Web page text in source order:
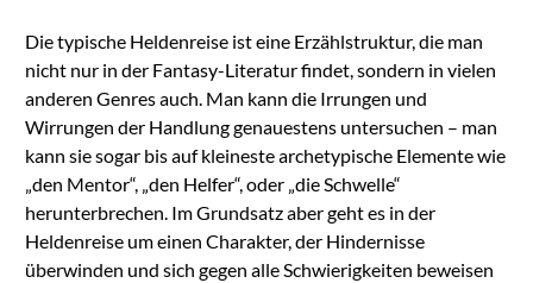
Die typische Heldenreise ist eine Erzählstruktur, die man
nicht nur in der Fantasy-Literatur findet, sondern in vielen
anderen Genres auch. Man kann die Irrungen und
Wirrungen der Handlung genauestens untersuchen – man
kann sie sogar bis auf kleineste archetypische Elemente wie
„den Mentor“, „den Helfer“, oder „die Schwelle“
herunterbrechen. Im Grundsatz aber geht es in der
Heldenreise um einen Charakter, der Hindernisse
überwinden und sich gegen alle Schwierigkeiten beweisen